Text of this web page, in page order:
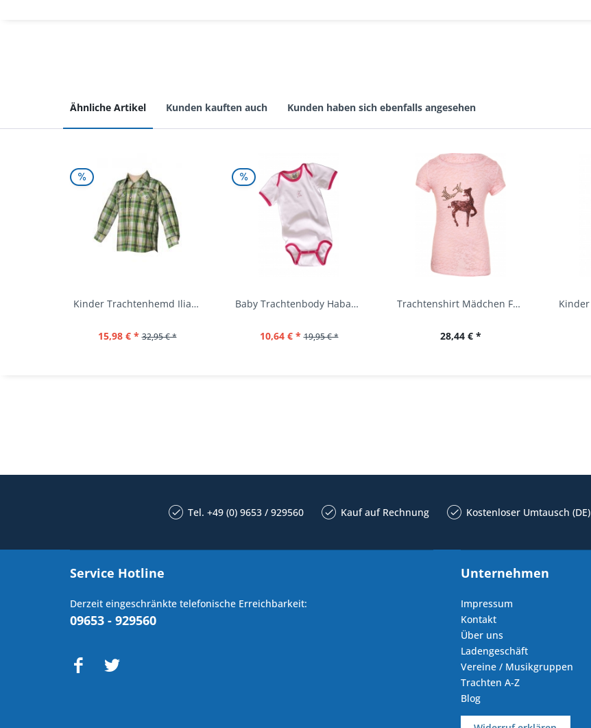
Ähnliche Artikel Kunden kauften auch Kunden haben sich ebenfalls angesehen
Kinder Trachtenhemd Ilias giftgrün langarm...
15,98 € * 32,95 € *
Baby Trachtenbody Habach weiß/pink Isar Trachten
10,64 € * 19,95 € *
Trachtenshirt Mädchen Feli Kids rosa orchidee...
28,44 € *
Tel. +49 (0) 9653 / 929560 Kauf auf Rechnung Kostenloser Umtausch (DE)
Service Hotline
Derzeit eingeschränkte telefonische Erreichbarkeit:
09653 - 929560
Unternehmen
Impressum
Kontakt
Über uns
Ladengeschäft
Vereine / Musikgruppen
Trachten A-Z
Blog